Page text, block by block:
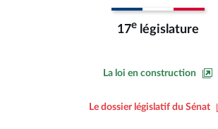
17e législature
La loi en construction
Le dossier législatif du Sénat